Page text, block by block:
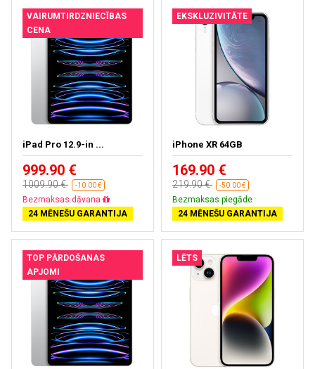
VAIRUMTIRDZNIECĪBAS
CENA
iPad Pro 12.9-in ...
999.90 €
1009.90 € -10.00 €
Bezmaksas dāvana
24 MĒNEŠU GARANTIJA
EKSKLUZIVITĀTE
iPhone XR 64GB
169.90 €
219.90 € -50.00 €
Bezmaksas piegāde
24 MĒNEŠU GARANTIJA
TOP PĀRDOŠANAS
APJOMI
LĒTS